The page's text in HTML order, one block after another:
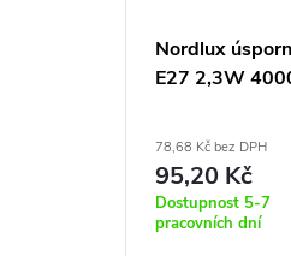
Nordlux
E27 2,3W
78,68 Kč bez DPH
95,20 Kč
Dostupnost 5-7
pracovních dní